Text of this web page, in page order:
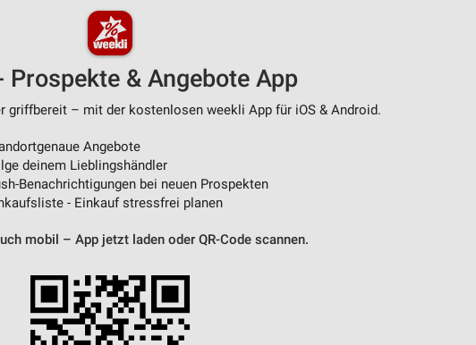
Prospekte & Angebote App
griffbereit – mit der kostenlosen weekli App für iOS & Android.
Angebote
deinem Lieblingshändler
Benachrichtigungen bei neuen Prospekten
- Einkauf stressfrei planen
mobil – App jetzt laden oder QR-Code scannen.
identifizieren